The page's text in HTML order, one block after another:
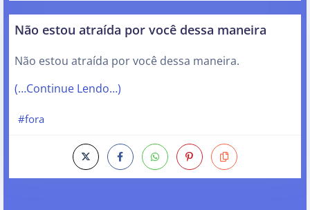
Não estou atraída por você dessa maneira
Não estou atraída por você dessa maneira.
(…Continue Lendo…)
#fora